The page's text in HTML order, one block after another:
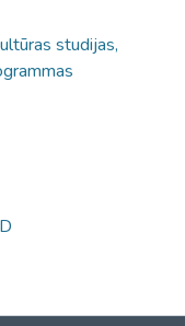
studijas,